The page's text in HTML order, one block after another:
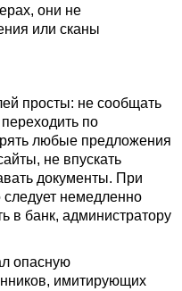
они не
или сканы
просты: не сообщать
по
любые предложения
не впускать
документы. При
немедленно
в банк, администратору
опасную
имитирующих